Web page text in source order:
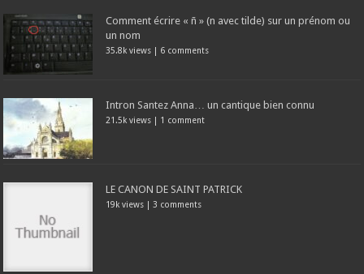
Comment écrire « ñ » (n avec tilde) sur un prénom ou
un nom
35.8k views | 6 comments
Intron Santez Anna… un cantique bien connu
21.5k views | 1 comment
LE CANON DE SAINT PATRICK
19k views | 3 comments